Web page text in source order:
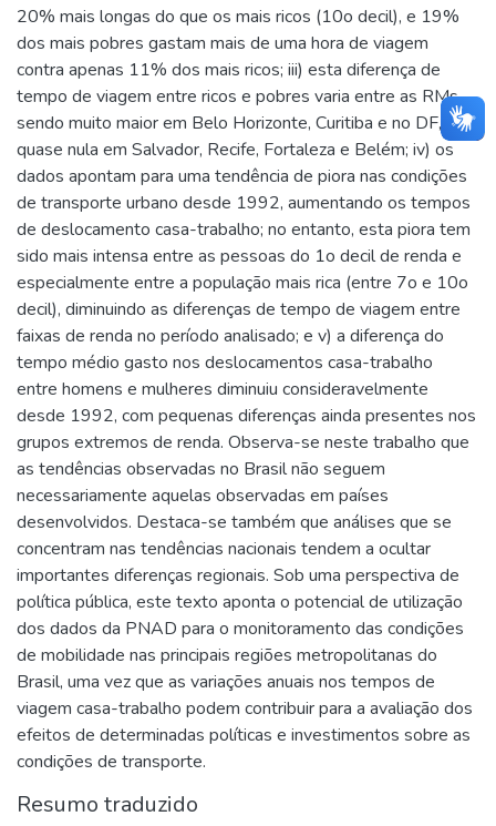
20% mais longas do que os mais ricos (10o decil), e 19%
dos mais pobres gastam mais de uma hora de viagem
contra apenas 11% dos mais ricos; iii) esta diferença de
tempo de viagem entre ricos e pobres varia entre as RMs,
sendo muito maior em Belo Horizonte, Curitiba e no DF, e
quase nula em Salvador, Recife, Fortaleza e Belém; iv) os
dados apontam para uma tendência de piora nas condições
de transporte urbano desde 1992, aumentando os tempos
de deslocamento casa-trabalho; no entanto, esta piora tem
sido mais intensa entre as pessoas do 1o decil de renda e
especialmente entre a população mais rica (entre 7o e 10o
decil), diminuindo as diferenças de tempo de viagem entre
faixas de renda no período analisado; e v) a diferença do
tempo médio gasto nos deslocamentos casa-trabalho
entre homens e mulheres diminuiu consideravelmente
desde 1992, com pequenas diferenças ainda presentes nos
grupos extremos de renda. Observa-se neste trabalho que
as tendências observadas no Brasil não seguem
necessariamente aquelas observadas em países
desenvolvidos. Destaca-se também que análises que se
concentram nas tendências nacionais tendem a ocultar
importantes diferenças regionais. Sob uma perspectiva de
política pública, este texto aponta o potencial de utilização
dos dados da PNAD para o monitoramento das condições
de mobilidade nas principais regiões metropolitanas do
Brasil, uma vez que as variações anuais nos tempos de
viagem casa-trabalho podem contribuir para a avaliação dos
efeitos de determinadas políticas e investimentos sobre as
condições de transporte.
Resumo traduzido